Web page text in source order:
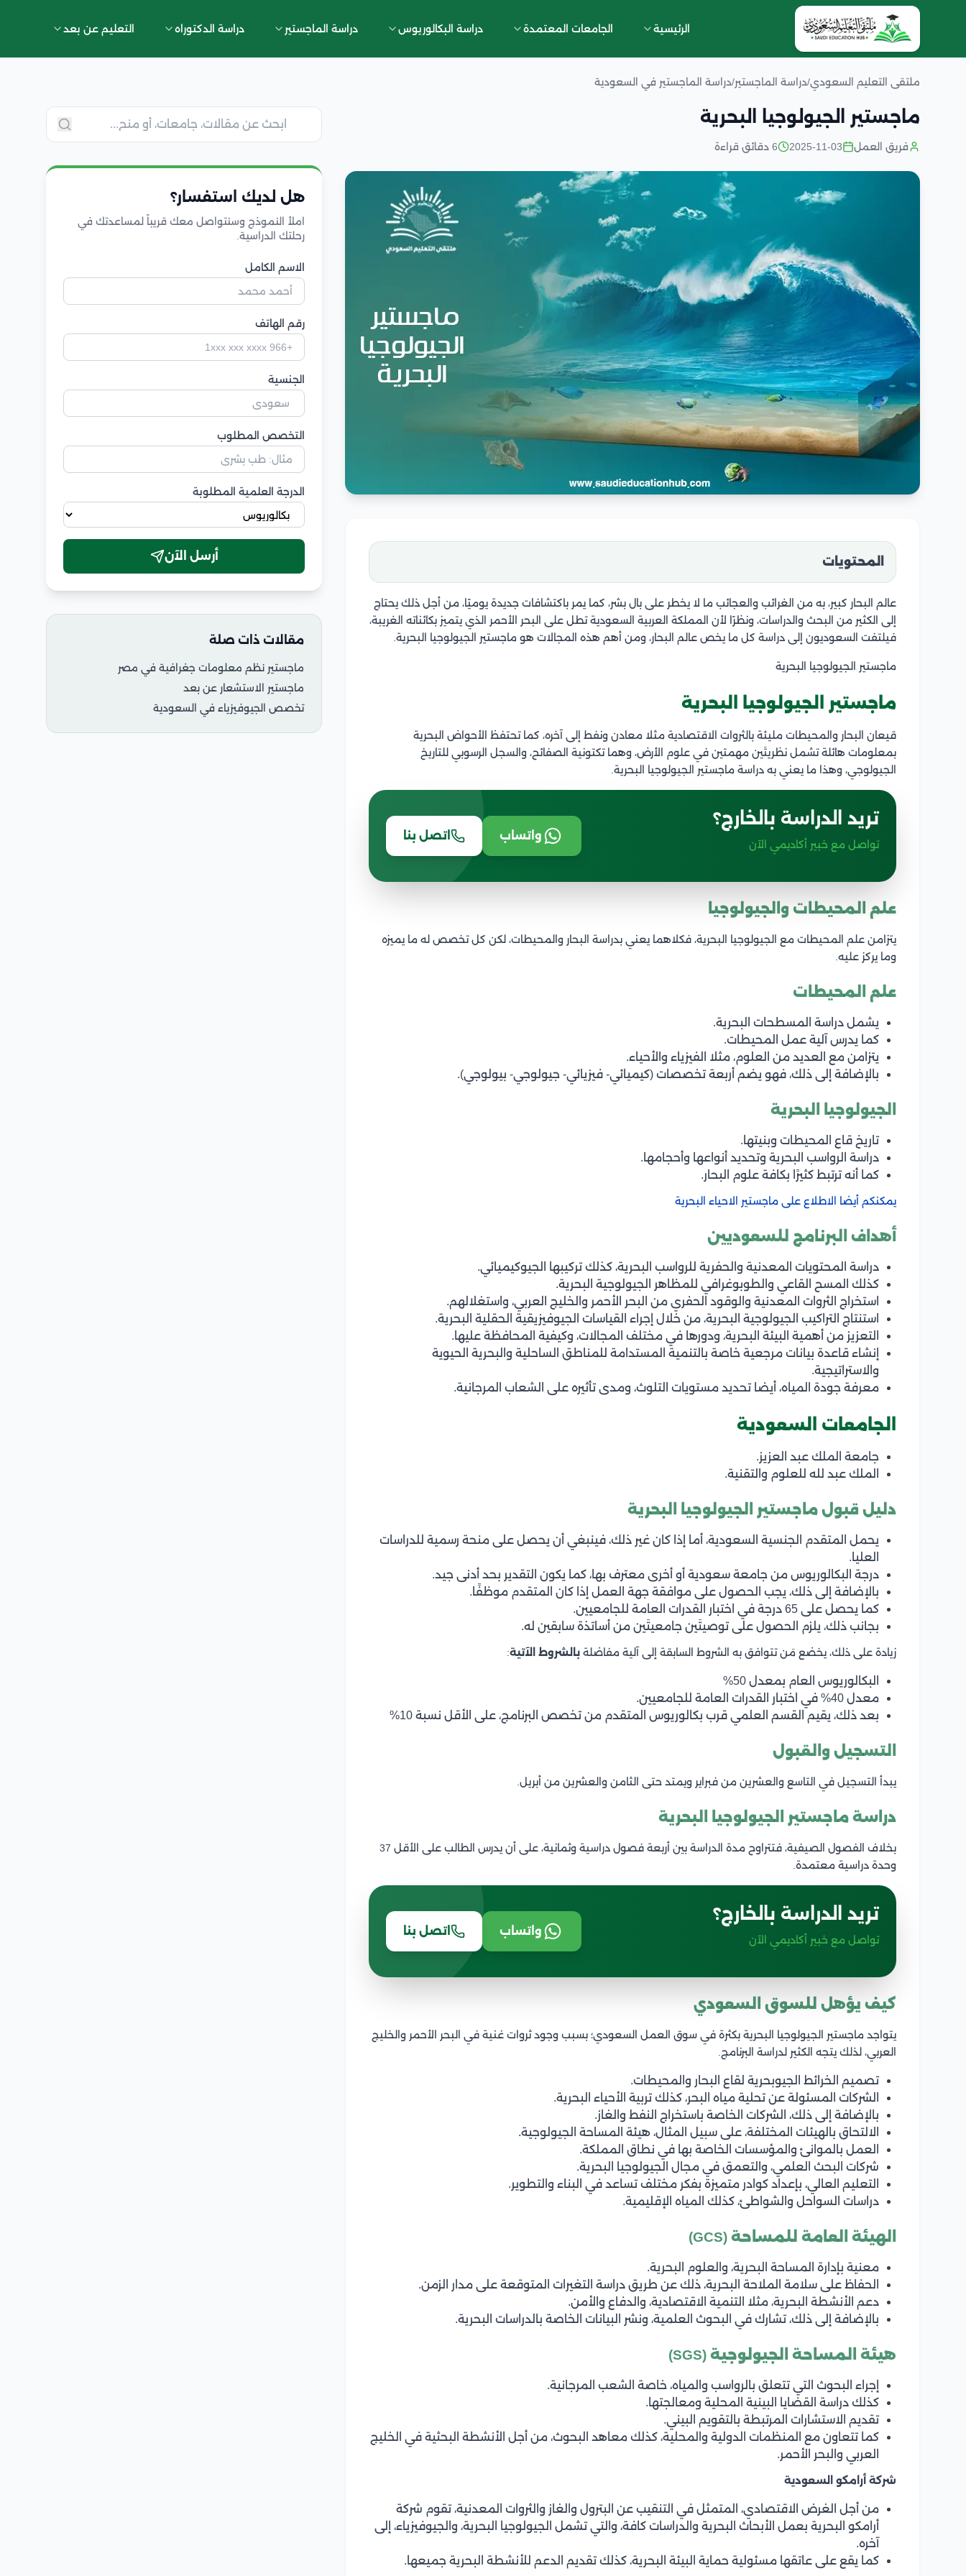
الرئيسية الجامعات المعتمدة دراسة البكالوريوس دراسة الماجستير دراسة الدكتوراه التعليم عن بعد
ملتقى التعليم السعودي/دراسة الماجستير/دراسة الماجستير في السعودية
ماجستير الجيولوجيا البحرية
فريق العمل 2025-11-03 6 دقائق قراءة
المحتويات
عالم البحار كبير، به من الغرائب والعجائب ما لا يخطر على بال بشر، كما يمر باكتشافات جديدة يوميًا، من أجل ذلك يحتاج
إلى الكثير من البحث والدراسات، ونظرًا لأن المملكة العربية السعودية تطل على البحر الأحمر الذي يتميز بكائناته الغريبة،
فيلتفت السعوديون إلى دراسة كل ما يخص عالم البحار، ومن أهم هذه المجالات هو ماجستير الجيولوجيا البحرية.
ماجستير الجيولوجيا البحرية
ماجستير الجيولوجيا البحرية
قيعان البحار والمحيطات مليئة بالثروات الاقتصادية مثلا معادن ونفط إلى آخره، كما تحتفظ الأحواض البحرية
بمعلومات هائلة تشمل نظريتَين مهمتين في علوم الأرض، وهما تكتونية الصفائح، والسجل الرسوبي للتاريخ
الجيولوجي، وهذا ما يعني به دراسة ماجستير الجيولوجيا البحرية.
تريد الدراسة بالخارج؟
تواصل مع خبير أكاديمي الآن
واتساب اتصل بنا
علم المحيطات والجيولوجيا
يتزامن علم المحيطات مع الجيولوجيا البحرية، فكلاهما يعني بدراسة البحار والمحيطات، لكن كل تخصص له ما يميزه
وما يركز عليه.
علم المحيطات
يشمل دراسة المسطحات البحرية.
كما يدرس آلية عمل المحيطات.
يتزامن مع العديد من العلوم، مثلا الفيزياء والأحياء.
بالإضافة إلى ذلك، فهو يضم أربعة تخصصات (كيميائي- فيزيائي- جيولوجي- بيولوجي).
الجيولوجيا البحرية
تاريخ قاع المحيطات وبنيتها.
دراسة الرواسب البحرية وتحديد أنواعها وأحجامها.
كما أنه ترتبط كثيرًا بكافة علوم البحار.
يمكنكم أيضا الاطلاع على ماجستير الاحياء البحرية
أهداف البرنامج للسعوديين
دراسة المحتويات المعدنية والحفرية للرواسب البحرية، كذلك تركيبها الجيوكيميائي.
كذلك المسح القاعي والطوبوغرافي للمظاهر الجيولوجية البحرية.
استخراج الثروات المعدنية والوقود الحفري من البحر الأحمر والخليج العربي، واستغلالهم.
استنتاج التراكيب الجيولوجية البحرية، من خلال إجراء القياسات الجيوفيزيقية الحقلية البحرية.
التعزيز من أهمية البيئة البحرية، ودورها في مختلف المجالات، وكيفية المحافظة عليها.
إنشاء قاعدة بيانات مرجعية خاصة بالتنمية المستدامة للمناطق الساحلية والبحرية الحيوية
والاستراتيجية.
معرفة جودة المياه، أيضا تحديد مستويات التلوث، ومدى تأثيره على الشعاب المرجانية.
الجامعات السعودية
جامعة الملك عبد العزيز.
الملك عبد لله للعلوم والتقنية.
دليل قبول ماجستير الجيولوجيا البحرية
يحمل المتقدم الجنسية السعودية، أما إذا كان غير ذلك، فينبغي أن يحصل على منحة رسمية للدراسات
العليا.
درجة البكالوريوس من جامعة سعودية أو أخرى معترف بها، كما يكون التقدير بحد أدنى جيد.
بالإضافة إلى ذلك، يجب الحصول على موافقة جهة العمل إذا كان المتقدم موظفًا.
كما يحصل على 65 درجة في اختبار القدرات العامة للجامعيين.
بجانب ذلك، يلزم الحصول على توصيتَين جامعيتَين من أساتذة سابقين له.
زيادة على ذلك، يخضع مَن تتوافق به الشروط السابقة إلى آلية مفاضلة بالشروط الآتية:
البكالوريوس العام بمعدل 50%
معدل 40% في اختبار القدرات العامة للجامعيين.
بعد ذلك، يقيم القسم العلمي قرب بكالوريوس المتقدم من تخصص البرنامج، على الأقل نسبة 10%
التسجيل والقبول
يبدأ التسجيل في التاسع والعشرين من فبراير ويمتد حتى الثامن والعشرين من أبريل.
دراسة ماجستير الجيولوجيا البحرية
بخلاف الفصول الصيفية، فتتراوح مدة الدراسة بين أربعة فصول دراسية وثمانية، على أن يدرس الطالب على الأقل 37
وحدة دراسية معتمدة.
تريد الدراسة بالخارج؟
تواصل مع خبير أكاديمي الآن
واتساب اتصل بنا
كيف يؤهل للسوق السعودي
يتواجد ماجستير الجيولوجيا البحرية بكثرة في سوق العمل السعودي؛ بسبب وجود ثروات غنية في البحر الأحمر والخليج
العربي، لذلك يتجه الكثير لدراسة البرنامج.
تصميم الخرائط الجيوبحرية لقاع البحار والمحيطات.
الشركات المسئولة عن تحلية مياه البحر، كذلك تربية الأحياء البحرية.
بالإضافة إلى ذلك، الشركات الخاصة باستخراج النفط والغاز.
الالتحاق بالهيئات المختلفة، على سبيل المثال، هيئة المساحة الجيولوجية.
العمل بالموانئ والمؤسسات الخاصة بها في نطاق المملكة.
شركات البحث العلمي، والتعمق في مجال الجيولوجيا البحرية.
التعليم العالي، بإعداد كوادر متميزة بفكر مختلف تساعد في البناء والتطوير.
دراسات السواحل والشواطئ، كذلك المياه الإقليمية.
الهيئة العامة للمساحة (GCS
)
معنية بإدارة المساحة البحرية، والعلوم البحرية.
الحفاظ على سلامة الملاحة البحرية، ذلك عن طريق دراسة التغيرات المتوقعة على مدار الزمن.
دعم الأنشطة البحرية، مثلا التنمية الاقتصادية، والدفاع والأمن.
بالإضافة إلى ذلك، تشارك في البحوث العلمية، ونشر البيانات الخاصة بالدراسات البحرية.
هيئة المساحة الجيولوجية (SGS
)
إجراء البحوث التي تتعلق بالرواسب والمياه، خاصة الشعب المرجانية.
كذلك دراسة القضايا البينية المحلية ومعالجتها.
تقديم الاستشارات المرتبطة بالتقويم البيني.
كما تتعاون مع المنظمات الدولية والمحلية، كذلك معاهد البحوث، من أجل الأنشطة البحثية في الخليج
العربي والبحر الأحمر.
شركة أرامكو السعودية
من أجل الغرض الاقتصادي، المتمثل في التنقيب عن البترول والغاز والثروات المعدنية، تقوم شركة
أرامكو البحرية بعمل الأبحاث البحرية والدراسات كافة، والتي تشمل الجيولوجيا البحرية، والجيوفيزياء، إلى
آخره.
كما يقع على عاتقها مسئولية حماية البيئة البحرية، كذلك تقديم الدعم للأنشطة البحرية جميعها.
هل لديك استفسار؟
املأ النموذج وسنتواصل معك قريباً لمساعدتك في
رحلتك الدراسية.
الاسم الكامل
رقم الهاتف
الجنسية
التخصص المطلوب
الدرجة العلمية المطلوبة
أرسل الآن
مقالات ذات صلة
ماجستير نظم معلومات جغرافية في مصر
ماجستير الاستشعار عن بعد
تخصص الجيوفيزياء في السعودية